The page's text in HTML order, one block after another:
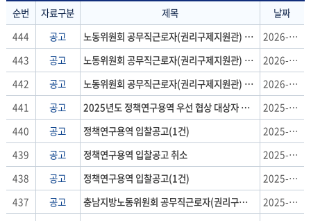
지
사
항
:
순
번,
자
료
구
분,
제
순번 자료구분 제목
날짜
444
공고 노동위원회 공무직근로자(권리구제지원관) 채용시험 최종 합격자 및 예비 합격자 공고
2026-03-24
443
공고 노동위원회 공무직근로자(권리구제지원관) 채용시험 서류전형 합격자 발표 및 면접전형 공고
2026-03-16
442
공고 노동위원회 공무직근로자(권리구제지원관) 채용 공고
2026-02-23
441
공고 2025년도 정책연구용역 우선 협상 대상자 선정 결과 공고
2025-12-18
440
공고 정책연구용역 입찰공고(1건)
2025-12-03
439
공고 정책연구용역 입찰공고 취소
2025-12-03
438
공고 정책연구용역 입찰공고(1건)
2025-12-01
437
공고 충남지방노동위원회 공무직근로자(권리구제지원관) 채용시험 최종 합격자 및 예비 합격자 공고
2025-11-28